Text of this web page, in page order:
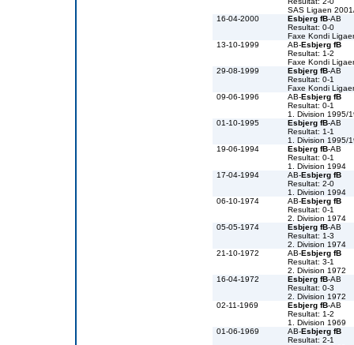
SAS Ligaen
16-04-2000
Esbjerg fB-AB
Resultat: 0-0
Faxe Kondi
13-10-1999
AB-Esbjerg fB
Resultat: 1-2
Faxe Kondi
29-08-1999
Esbjerg fB-AB
Resultat: 0-1
Faxe Kondi
09-06-1996
AB-Esbjerg fB
Resultat: 0-1
1. Division 1995/
01-10-1995
Esbjerg fB-AB
Resultat: 1-1
1. Division 1995/
19-06-1994
Esbjerg fB-AB
Resultat: 0-1
1. Division 1994
17-04-1994
AB-Esbjerg fB
Resultat: 2-0
1. Division 1994
06-10-1974
AB-Esbjerg fB
Resultat: 0-1
2. Division 1974
05-05-1974
Esbjerg fB-AB
Resultat: 1-3
2. Division 1974
21-10-1972
AB-Esbjerg fB
Resultat: 3-1
2. Division 1972
16-04-1972
Esbjerg fB-AB
Resultat: 0-3
2. Division 1972
02-11-1969
Esbjerg fB-AB
Resultat: 1-2
1. Division 1969
01-06-1969
AB-Esbjerg fB
Resultat: 2-1